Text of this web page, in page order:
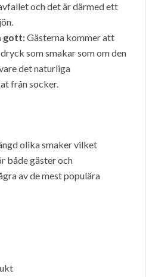
och det är därmed ett
gott:Gästerna kommer att
som smakar som om den
det naturliga
från socker.
olika smaker vilket
både gäster och
av de mest populära